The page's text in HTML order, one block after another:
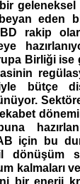
beyan eden
rakip
Birliği ise
bütçe
için bu
dönüşüm
kalmaları
bir enerji